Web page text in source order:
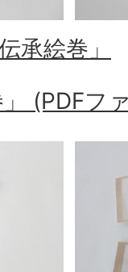
承絵巻」
(PDFフ